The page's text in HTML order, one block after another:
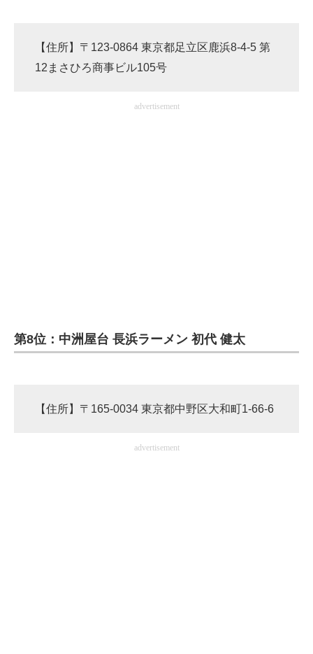
エレクトロニクス専門サイト
エネルギーの専門メディア
【住所】〒123-0864 東京都足立区鹿浜8-4-5 第
12まさひろ商事ビル105号
advertisement
第8位：中洲屋台 長浜ラーメン 初代 健太
【住所】〒165-0034 東京都中野区大和町1-66-6
advertisement